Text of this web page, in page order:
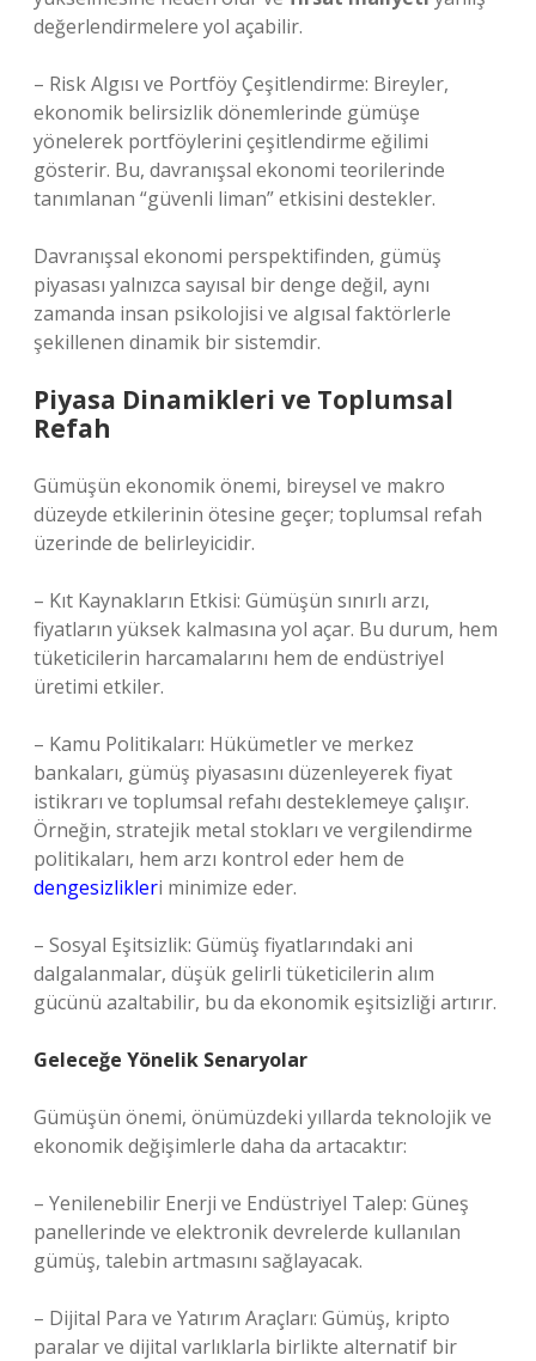
değerlendirmelere yol açabilir.
– Risk Algısı ve Portföy Çeşitlendirme: Bireyler,
ekonomik belirsizlik dönemlerinde gümüşe
yönelerek portföylerini çeşitlendirme eğilimi
gösterir. Bu, davranışsal ekonomi teorilerinde
tanımlanan “güvenli liman” etkisini destekler.
Davranışsal ekonomi perspektifinden, gümüş
piyasası yalnızca sayısal bir denge değil, aynı
zamanda insan psikolojisi ve algısal faktörlerle
şekillenen dinamik bir sistemdir.
Piyasa Dinamikleri ve Toplumsal
Refah
Gümüşün ekonomik önemi, bireysel ve makro
düzeyde etkilerinin ötesine geçer; toplumsal refah
üzerinde de belirleyicidir.
– Kıt Kaynakların Etkisi: Gümüşün sınırlı arzı,
fiyatların yüksek kalmasına yol açar. Bu durum, hem
tüketicilerin harcamalarını hem de endüstriyel
üretimi etkiler.
– Kamu Politikaları: Hükümetler ve merkez
bankaları, gümüş piyasasını düzenleyerek fiyat
istikrarı ve toplumsal refahı desteklemeye çalışır.
Örneğin, stratejik metal stokları ve vergilendirme
politikaları, hem arzı kontrol eder hem de
dengesizlikleri minimize eder.
– Sosyal Eşitsizlik: Gümüş fiyatlarındaki ani
dalgalanmalar, düşük gelirli tüketicilerin alım
gücünü azaltabilir, bu da ekonomik eşitsizliği artırır.
Geleceğe Yönelik Senaryolar
Gümüşün önemi, önümüzdeki yıllarda teknolojik ve
ekonomik değişimlerle daha da artacaktır:
– Yenilenebilir Enerji ve Endüstriyel Talep: Güneş
panellerinde ve elektronik devrelerde kullanılan
gümüş, talebin artmasını sağlayacak.
– Dijital Para ve Yatırım Araçları: Gümüş, kripto
paralar ve dijital varlıklarla birlikte alternatif bir